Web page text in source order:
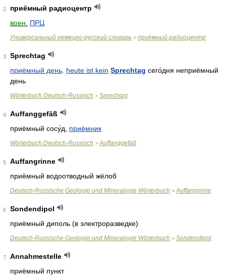
2
приёмный радиоцентр
воен.
ПРЦ
Универсальный немецко-русский словарь > приёмный радиоцентр
3
Sprechtag
приёмный день heute ist kein Sprechtag сего́дня неприёмный
день
Wörterbuch Deutsch-Russisch > Sprechtag
4
Auffanggefäß
приёмный сосу́д
приёмник
Wörterbuch Deutsch-Russisch > Auffanggefäß
5
Auffangrinne
приёмный водоотводный жёлоб
Deutsch-Russische Geologie und Mineralogie Wörterbuch > Auffangrinne
6
Sondendipol
приёмный диполь (в электроразведке)
Deutsch-Russische Geologie und Mineralogie Wörterbuch > Sondendipol
7
Annahmestelle
приёмный пункт